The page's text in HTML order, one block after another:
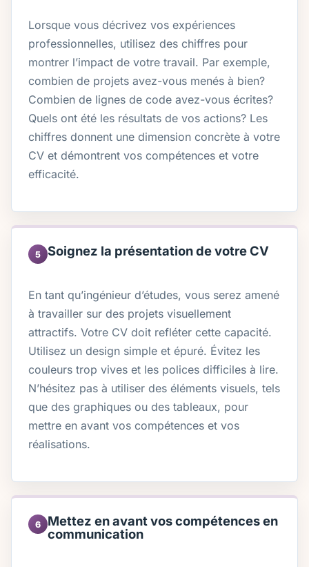
Lorsque vous décrivez vos expériences
professionnelles, utilisez des chiffres pour
montrer l’impact de votre travail. Par exemple,
combien de projets avez-vous menés à bien?
Combien de lignes de code avez-vous écrites?
Quels ont été les résultats de vos actions? Les
chiffres donnent une dimension concrète à votre
CV et démontrent vos compétences et votre
efficacité.
5 Soignez la présentation de votre CV
En tant qu’ingénieur d’études, vous serez amené
à travailler sur des projets visuellement
attractifs. Votre CV doit refléter cette capacité.
Utilisez un design simple et épuré. Évitez les
couleurs trop vives et les polices difficiles à lire.
N’hésitez pas à utiliser des éléments visuels, tels
que des graphiques ou des tableaux, pour
mettre en avant vos compétences et vos
réalisations.
6
Mettez en avant vos compétences en
communication